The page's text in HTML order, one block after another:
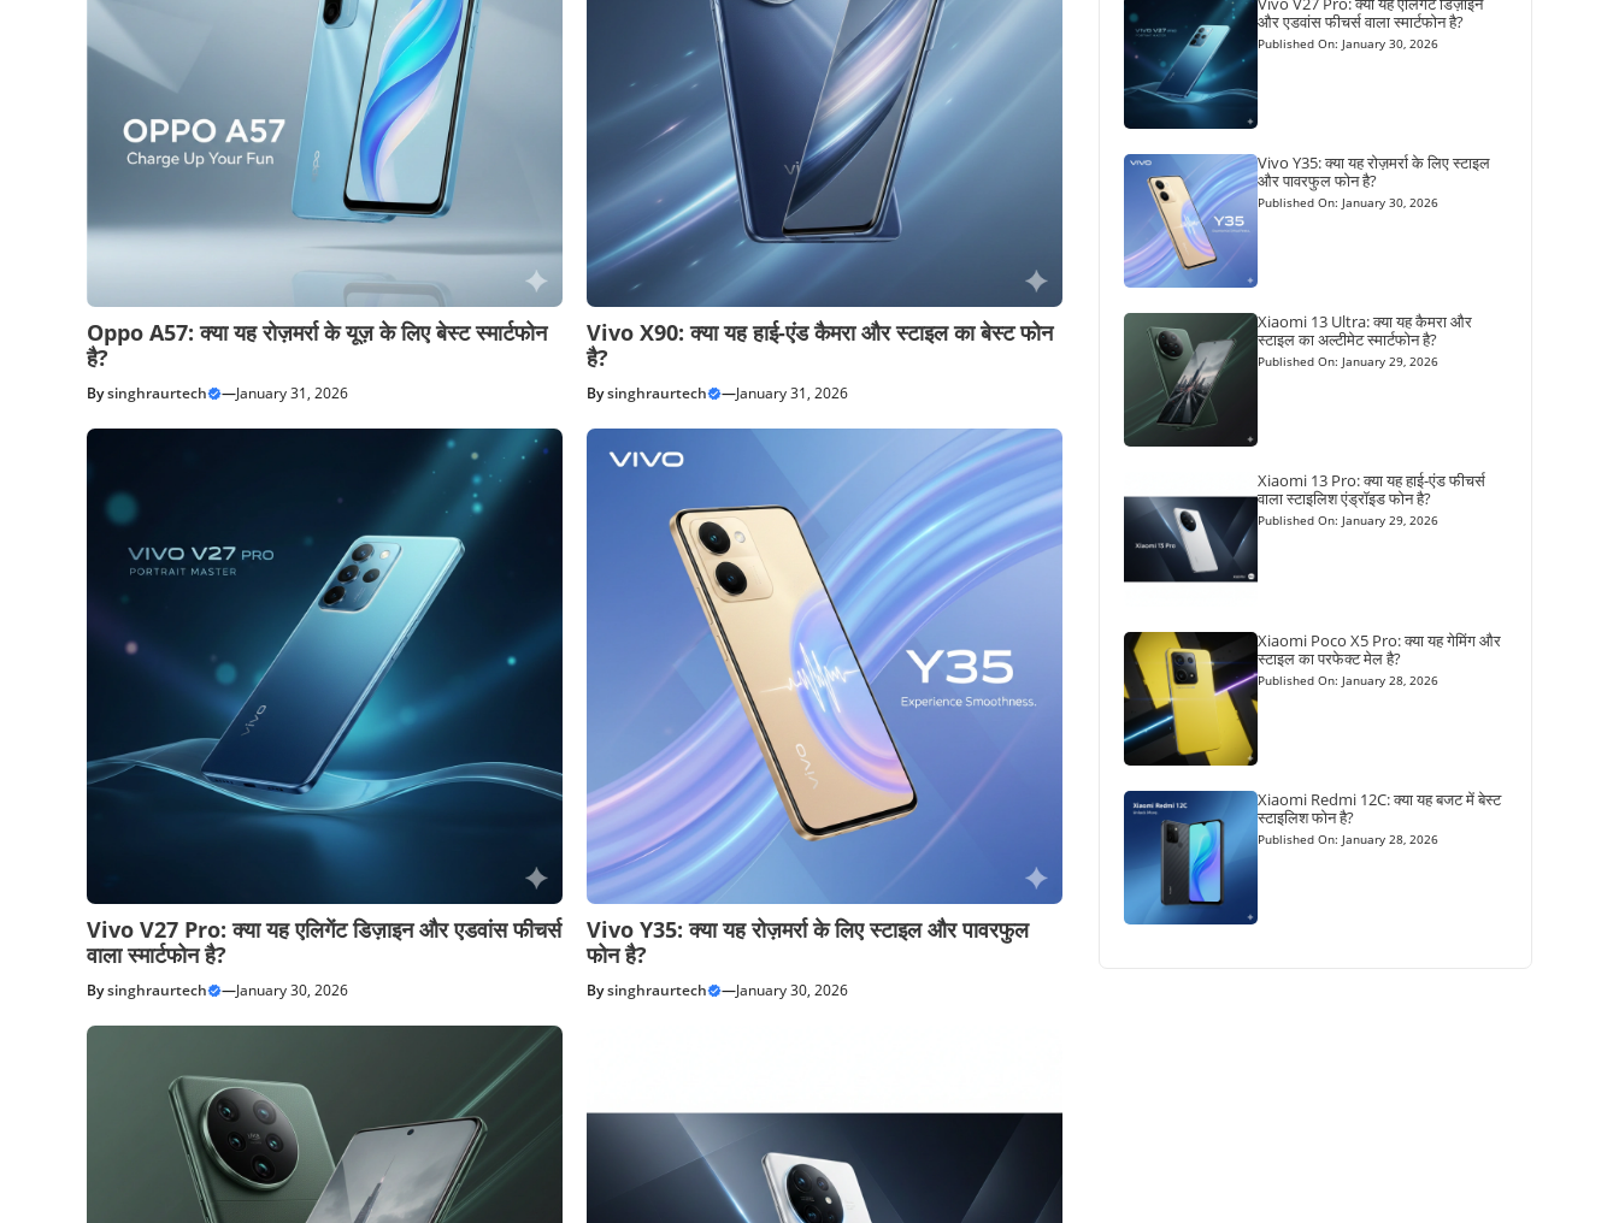
Oppo A57: क्या यह रोज़मर्रा के यूज़ के लिए बेस्ट स्मार्टफोन
है?
Bysinghraurtech —January 31, 2026
Vivo X90: क्या यह हाई-एंड कैमरा और स्टाइल का बेस्ट फोन
है?
Bysinghraurtech —January 31, 2026
Vivo V27 Pro: क्या यह एलिगेंट डिज़ाइन और एडवांस फीचर्स
वाला स्मार्टफोन है?
Bysinghraurtech —January 30, 2026
Vivo Y35: क्या यह रोज़मर्रा के लिए स्टाइल और पावरफुल
फोन है?
Bysinghraurtech —January 30, 2026
और एडवांस फीचर्स वाला स्मार्टफोन है?
Published On: January 30, 2026
Vivo Y35: क्या यह रोज़मर्रा के लिए स्टाइल
और पावरफुल फोन है?
Published On: January 30, 2026
Xiaomi 13 Ultra: क्या यह कैमरा और
स्टाइल का अल्टीमेट स्मार्टफोन है?
Published On: January 29, 2026
Xiaomi 13 Pro: क्या यह हाई-एंड फीचर्स
वाला स्टाइलिश एंड्रॉइड फोन है?
Published On: January 29, 2026
Xiaomi Poco X5 Pro: क्या यह गेमिंग और
स्टाइल का परफेक्ट मेल है?
Published On: January 28, 2026
Xiaomi Redmi 12C: क्या यह बजट में बेस्ट
स्टाइलिश फोन है?
Published On: January 28, 2026